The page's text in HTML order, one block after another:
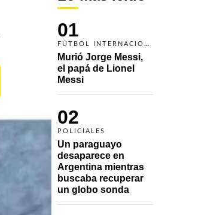
01
Murió Jorge Messi,
el papá de Lionel
Messi
02
POLICIALES
Un paraguayo
desaparece en
Argentina mientras
buscaba recuperar
un globo sonda